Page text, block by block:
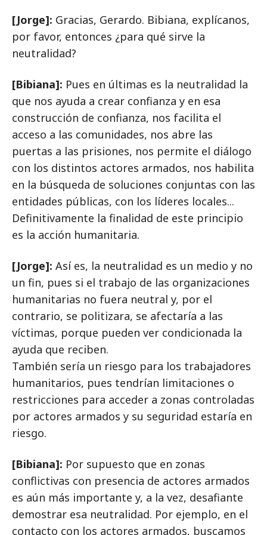
[Jorge]: Gracias, Gerardo. Bibiana, explícanos,
por favor, entonces ¿para qué sirve la
neutralidad?
[Bibiana]: Pues en últimas es la neutralidad la
que nos ayuda a crear confianza y en esa
construcción de confianza, nos facilita el
acceso a las comunidades, nos abre las
puertas a las prisiones, nos permite el diálogo
con los distintos actores armados, nos habilita
en la búsqueda de soluciones conjuntas con las
entidades públicas, con los líderes locales...
Definitivamente la finalidad de este principio
es la acción humanitaria.
[Jorge]: Así es, la neutralidad es un medio y no
un fin, pues si el trabajo de las organizaciones
humanitarias no fuera neutral y, por el
contrario, se politizara, se afectaría a las
víctimas, porque pueden ver condicionada la
ayuda que reciben.
También sería un riesgo para los trabajadores
humanitarios, pues tendrían limitaciones o
restricciones para acceder a zonas controladas
por actores armados y su seguridad estaría en
riesgo.
[Bibiana]: Por supuesto que en zonas
conflictivas con presencia de actores armados
es aún más importante y, a la vez, desafiante
demostrar esa neutralidad. Por ejemplo, en el
contacto con los actores armados, buscamos